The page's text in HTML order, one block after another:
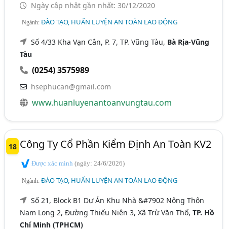
Ngày cập nhật gần nhất: 30/12/2020
Ngành:ĐÀO TẠO, HUẤN LUYỆN AN TOÀN LAO ĐỘNG
Số 4/33 Kha Vạn Cân, P. 7, TP. Vũng Tàu, Bà Rịa-Vũng
Tàu
(0254) 3575989
hsephucan@gmail.com
www.huanluyenantoanvungtau.com
18 Công Ty Cổ Phần Kiểm Định An Toàn KV2
Được xác minh(ngày: 24/6/2026)
Ngành:ĐÀO TẠO, HUẤN LUYỆN AN TOÀN LAO ĐỘNG
Số 21, Block B1 Dự Án Khu Nhà &#7902 Nông Thôn
Nam Long 2, Đường Thiếu Niên 3, Xã Trừ Văn Thố,TP. Hồ
Chí Minh (TPHCM)